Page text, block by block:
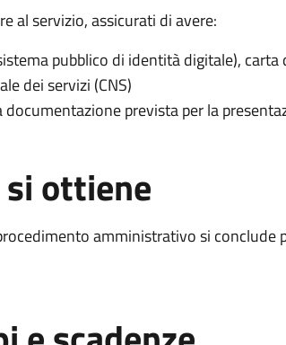
al servizio, assicurati di avere:
pubblico di identità digitale),
dei servizi (CNS)
prevista per la
si ottiene
amministrativo si conclude